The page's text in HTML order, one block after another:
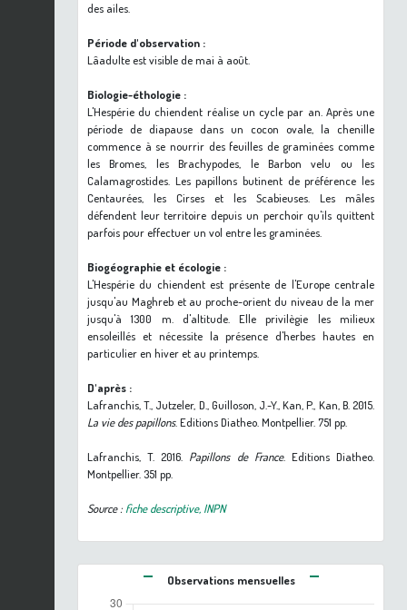
des ailes.
Période d'observation :
Lâadulte est visible de mai à août.
Biologie-éthologie :
L'Hespérie du chiendent réalise un cycle par an. Après une
période de diapause dans un cocon ovale, la chenille
commence à se nourrir des feuilles de graminées comme
les Bromes, les Brachypodes, le Barbonvelu ou les
Calamagrostides. Les papillons butinent de préférence les
Centaurées, les Cirses et les Scabieuses. Les mâles
défendent leur territoire depuis un perchoir qu'ils quittent
parfois pour effectuer un vol entre les graminées.
Biogéographie et écologie :
L'Hespérie du chiendent est présente de l'Europe centrale
jusqu'au Maghreb et au proche-orient du niveau de la mer
jusqu'à 1300 m. d'altitude. Elle privilègie les milieux
ensoleillés et nécessite la présence d'herbes hautes en
particulier en hiver et au printemps.
D'après :
Lafranchis, T., Jutzeler, D., Guilloson, J.-Y., Kan, P., Kan, B. 2015.
La vie des papillons. Editions Diatheo. Montpellier. 751 pp.
Lafranchis, T. 2016. Papillons de France. Editions Diatheo.
Montpellier. 351 pp.
Source : fiche descriptive, INPN
Observations mensuelles